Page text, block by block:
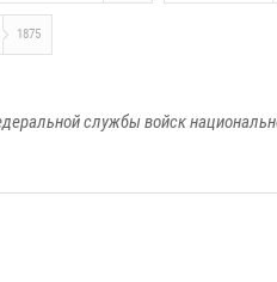
1875
службы войск